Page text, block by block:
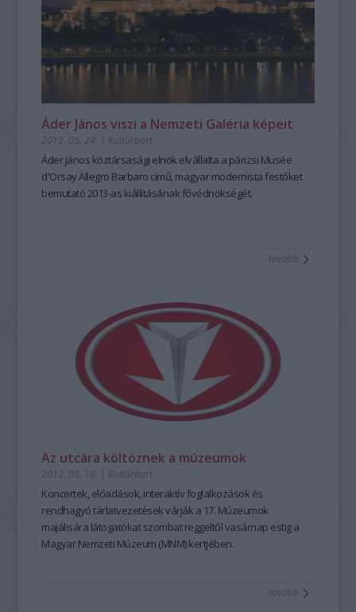
Áder János viszi a Nemzeti Galéria képeit
2012. 05. 24. | Kultúrpart
Áder János köztársasági elnök elvállalta a párizsi Musée
d'Orsay Allegro Barbaro című, magyar modernista festőket
bemutató 2013-as kiállításának fővédnökségét.
tovább
Az utcára költöznek a múzeumok
2012. 05. 18. | Kultúrpart
Koncertek, előadások, interaktív foglalkozások és
rendhagyó tárlatvezetések várják a 17. Múzeumok
majálisára látogatókat szombat reggeltől vasárnap estig a
Magyar Nemzeti Múzeum (MNM) kertjében.
tovább